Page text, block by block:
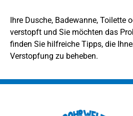
Ihre Dusche, Badewanne, Toilette
verstopft und Sie möchten das
finden Sie hilfreiche Tipps, die
Verstopfung zu beheben.